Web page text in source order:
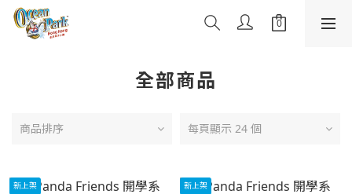
全部商品
商品排序 每頁顯示 24 個
新上架 新上架